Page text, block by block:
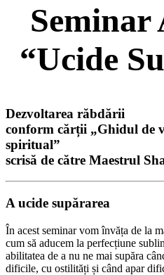
Seminar
“Ucide
Dezvoltarea răbdării
conform cărții „Ghidul de
spiritual”
scrisă de către Maestrul
A ucide supărarea
În acest seminar vom învăța de la
cum să aducem la perfecțiune
abilitatea de a nu ne mai supăra
dificile, cu ostilități și când apar